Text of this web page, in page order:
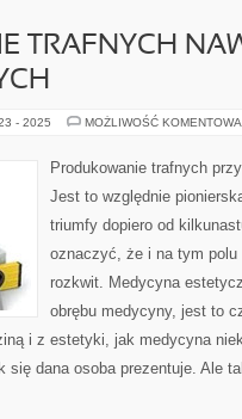
TRAFNYCH
- 2025 MOŻLIWOŚĆ
Produkowanie trafnych
Jest to względnie
triumfy dopiero od
oznaczyć, że i na tym polu
rozkwit. Medycyna
obrębu medycyny, jest to
i z estetyki, jak medycyna
się dana osoba prezentuje. Ale